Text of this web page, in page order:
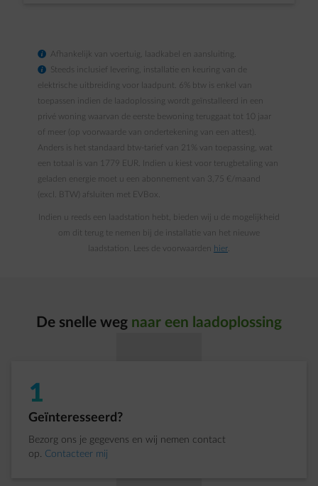
info Afhankelijk van voertuig, laadkabel en aansluiting.
info Steeds inclusief levering, installatie en keuring van de
elektrische uitbreiding voor laadpunt. 6% btw is enkel van
toepassen indien de laadoplossing wordt geïnstalleerd in een
privé woning waarvan de eerste bewoning teruggaat tot 10 jaar
of meer (op voorwaarde van ondertekening van een attest).
Anders is het standaard btw-tarief van 21% van toepassing, wat
een totaal is van 1779 EUR. Indien u kiest voor terugbetaling van
geladen energie moet u een abonnement van 3,75 €/maand
(excl. BTW) afsluiten met EVBox.
Indien u reeds een laadstation hebt, bieden wij u de mogelijkheid
om dit terug te nemen bij de installatie van het nieuwe
laadstation. Lees de voorwaarden hier.
De snelle weg naar een laadoplossing
1
Stap 1 van 3:
Geïnteresseerd?
Bezorg ons je gegevens en wij nemen contact
op. Contacteer mij